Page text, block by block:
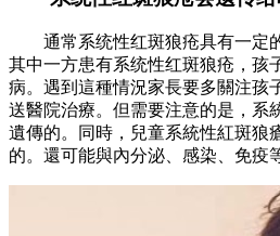
通常系统性红斑狼疮具有一定
其中一方患有系统性红斑狼疮，孩
病。遇到這種情況家長要多關注孩
送醫院治療。但需要注意的是，系
遺傳的。同時，兒童系統性紅斑狼
的。還可能與內分泌、感染、免疫